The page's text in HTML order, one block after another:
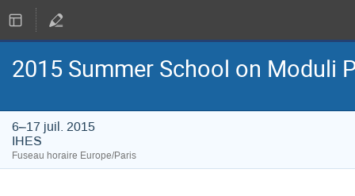
2015 Summer School on Moduli
6–17 juil. 2015
IHES
Fuseau horaire Europe/Paris